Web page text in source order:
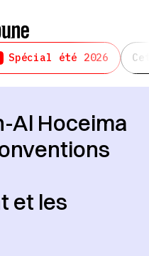
Spécial été 2026
Al Hoceima
et les